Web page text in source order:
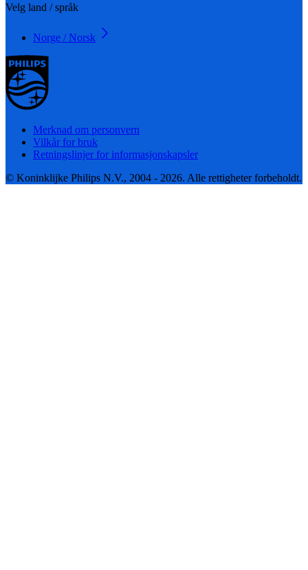
Velg land / språk
Norge / Norsk
Merknad om personvern
Vilkår for bruk
Retningslinjer for informasjonskapsler
© Koninklijke Philips N.V., 2004 - 2026. Alle rettigheter forbeholdt.